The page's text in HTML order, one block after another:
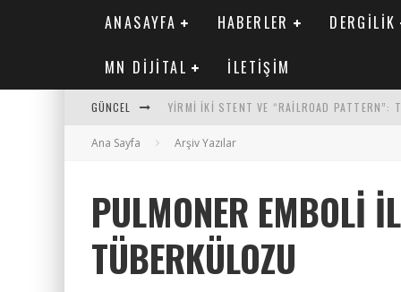
ANASAYFA HABERLER DERGILIK
MN DIJITAL İLETIŞIM
GÜNCEL YIRMI İKI STENT VE “RAILROAD PATTERN”:
SAFEN VEN GREFT HASTALIĞI ILE İLIŞKILI
MN KARDIYOLOJI YIL 33 SAYI 2 2026
Ana Sayfa Arşiv Yazılar
PULMONER EMBOLI
TÜBERKÜLOZU